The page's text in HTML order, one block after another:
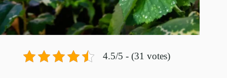
4.5/5 - (31 votes)